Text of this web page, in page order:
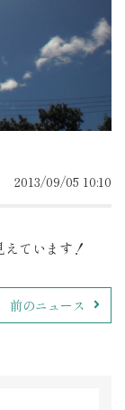
2013/09/05 10:10
ています！
前のニュース